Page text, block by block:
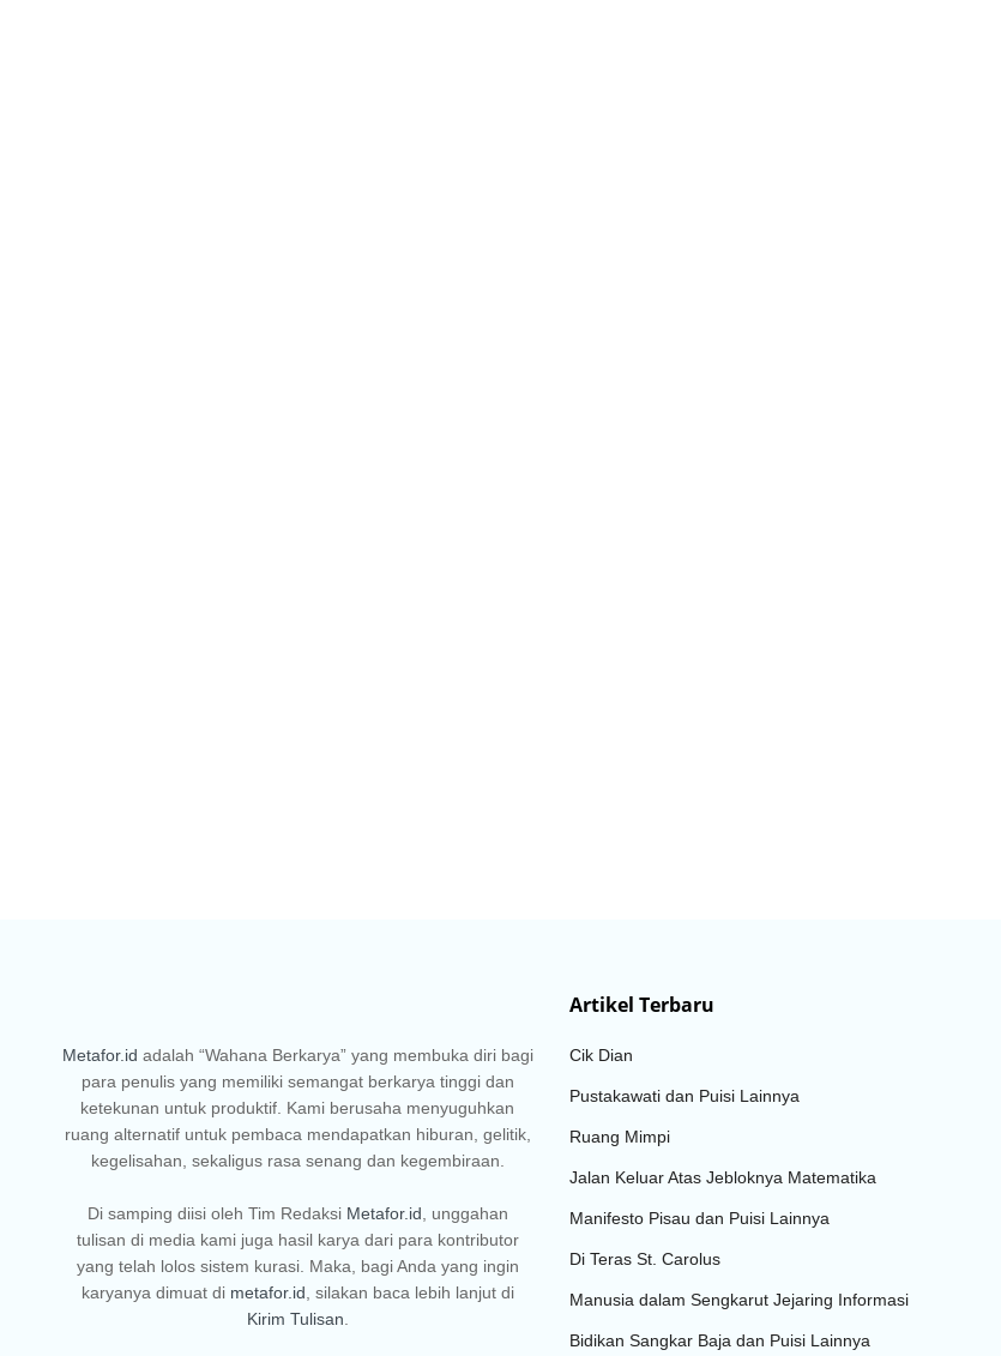
Metafor.id adalah “Wahana Berkarya” yang membuka diri bagi
para penulis yang memiliki semangat berkarya tinggi dan
ketekunan untuk produktif. Kami berusaha menyuguhkan
ruang alternatif untuk pembaca mendapatkan hiburan, gelitik,
kegelisahan, sekaligus rasa senang dan kegembiraan.
Di samping diisi oleh Tim Redaksi Metafor.id , unggahan
tulisan di media kami juga hasil karya dari para kontributor
yang telah lolos sistem kurasi. Maka, bagi Anda yang ingin
karyanya dimuat di metafor.id , silakan baca lebih lanjut di
Kirim Tulisan
Artikel Terbaru
Cik Dian
Pustakawati dan Puisi Lainnya
Ruang Mimpi
Jalan Keluar Atas Jebloknya Matematika
Manifesto Pisau dan Puisi Lainnya
Di Teras St. Carolus
Manusia dalam Sengkarut Jejaring Informasi
Bidikan Sangkar Baja dan Puisi Lainnya